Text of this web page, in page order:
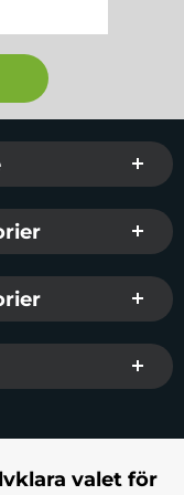
länkar
valet för